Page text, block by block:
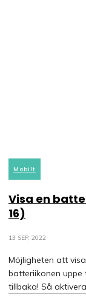
Mobilt
Visa en
16)
13 SEP, 2022
Möjligheten att
batteriikonen uppe
tillbaka! Så